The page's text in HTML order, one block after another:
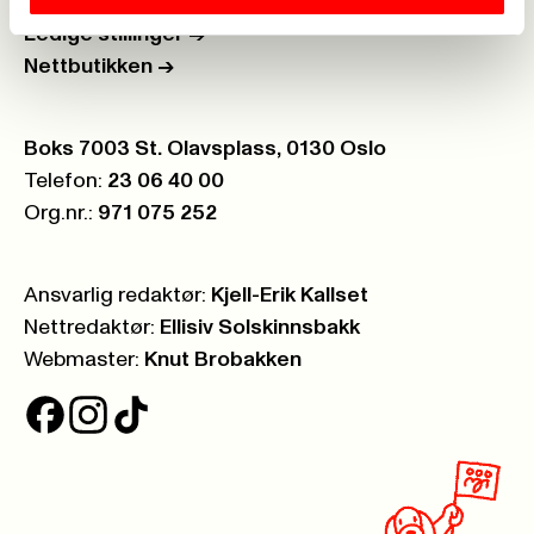
Ledige stillinger->
Nettbutikken ->
Postboks:
Boks 7003 St. Olavsplass, 0130 Oslo
Telefon: 23 06 40 00
Org.nr.: 971 075 252
Ansvarlig redaktør: Kjell-Erik Kallset
Nettredaktør: Ellisiv Solskinnsbakk
Webmaster: Knut Brobakken